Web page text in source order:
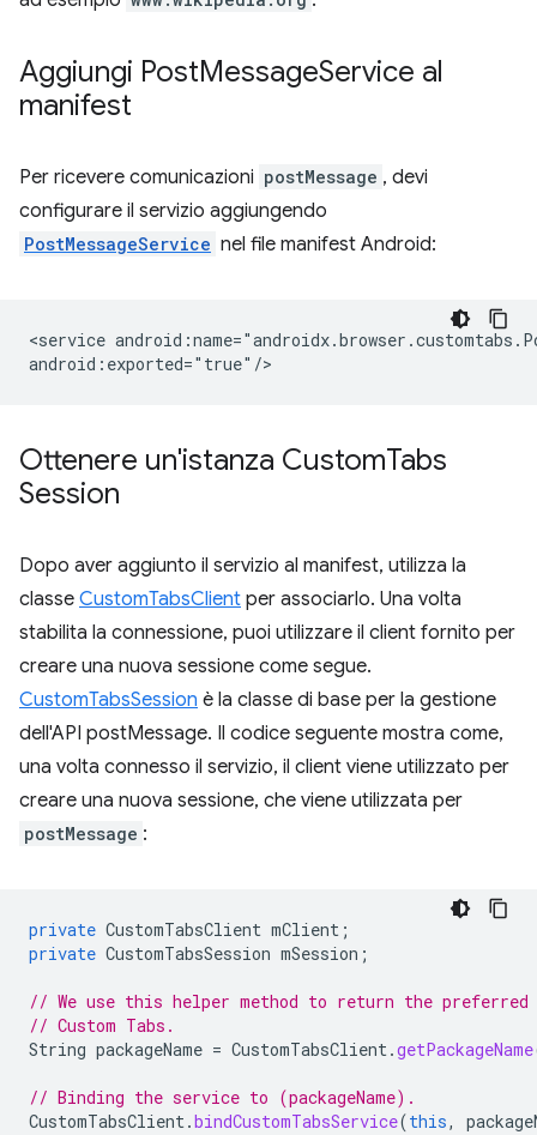
Aggiungi PostMessageService al
manifest
Per ricevere comunicazioni postMessage , devi
configurare il servizio aggiungendo
PostMessageService nel file manifest Android:
<service
Ottenere un'istanza CustomTabs
Session
Dopo aver aggiunto il servizio al manifest, utilizza la
classe CustomTabsClient per associarlo. Una volta
stabilita la connessione, puoi utilizzare il client fornito per
creare una nuova sessione come segue.
CustomTabsSession è la classe di base per la gestione
dell'API postMessage. Il codice seguente mostra come,
una volta connesso il servizio, il client viene utilizzato per
creare una nuova sessione, che viene utilizzata per
postMessage :
private CustomTabsClient mClient ;
private CustomTabsSession mSession ;
// We use this helper method to return the preferred
// Custom Tabs.
String packageName = CustomTabsClient.getPackageName
// Binding the service to (packageName).
CustomTabsClient.bindCustomTabsService(this,